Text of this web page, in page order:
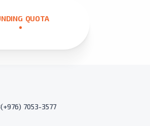
QUOTA
(+976) 7053-3577